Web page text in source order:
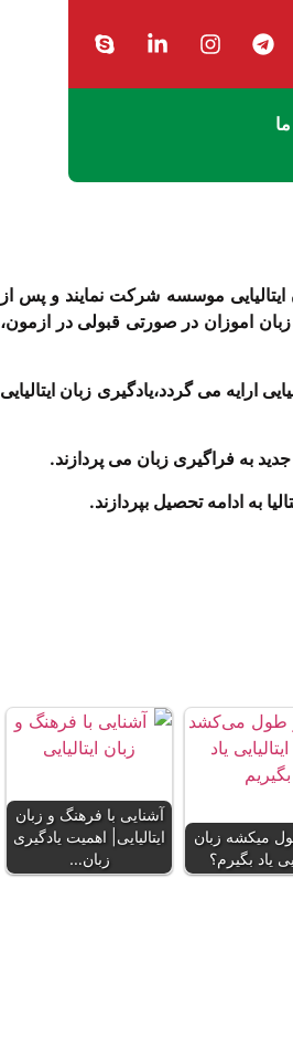
موسسه شرکت نمایند و پس از
زبان اموزان در صورتی قبولی در ازمون،
ارایه می گردد،یادگیری زبان ایتالیایی
به ادامه تحصیل بپردازند.
آشنایی با فرهنگ و زبان
ایتالیایی| اهمیت یادگیری
زبان…
میکشه زبان
یاد بگیرم؟